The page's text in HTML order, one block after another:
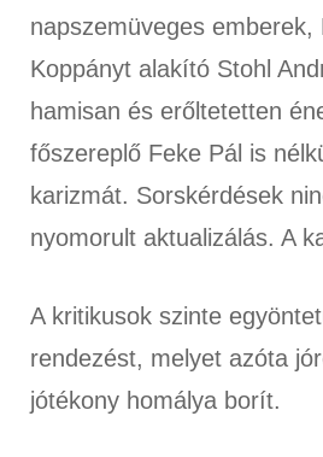
napszemüveges emberek,
Koppányt alakító Stohl
hamisan és erőltetetten
főszereplő Feke Pál is
karizmát. Sorskérdések
nyomorult aktualizálás. A
A kritikusok szinte
rendezést, melyet azóta
jótékony homálya borít.